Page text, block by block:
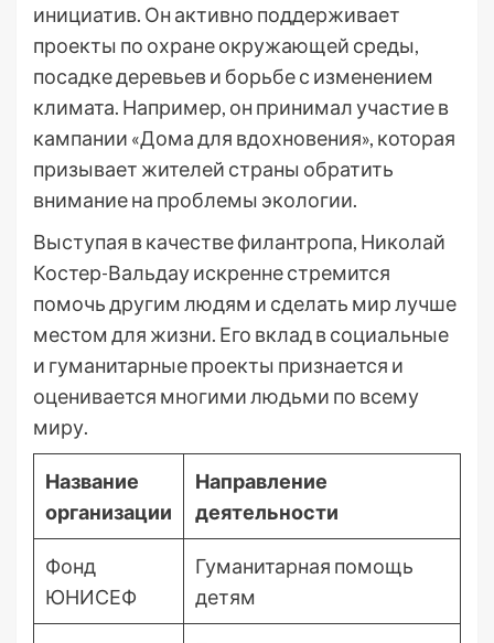
инициатив. Он активно поддерживает
проекты по охране окружающей среды,
посадке деревьев и борьбе с изменением
климата. Например, он принимал участие в
кампании «Дома для вдохновения», которая
призывает жителей страны обратить
внимание на проблемы экологии.
Выступая в качестве филантропа, Николай
Костер-Вальдау искренне стремится
помочь другим людям и сделать мир лучше
местом для жизни. Его вклад в социальные
и гуманитарные проекты признается и
оценивается многими людьми по всему
миру.
Название
организации
Направление
деятельности
Фонд
ЮНИСЕФ
Гуманитарная помощь
детям